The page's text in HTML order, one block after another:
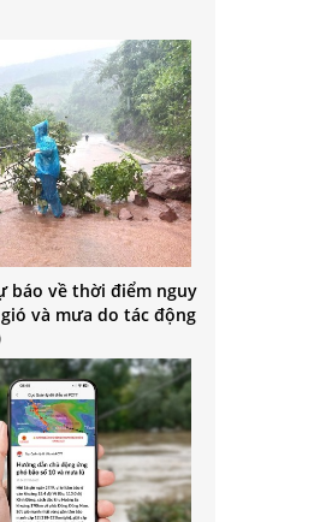
báo về thời điểm nguy
và mưa do tác động